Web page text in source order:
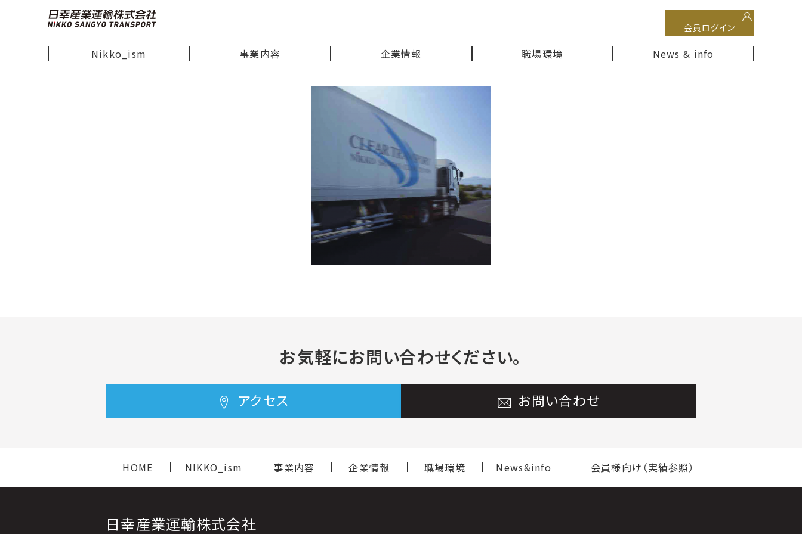
会員ログイン
Nikko_ism 事業内容 企業情報 職場環境 News & info
お気軽にお問い合わせください。
アクセス お問い合わせ
HOME NIKKO_ism 事業内容 企業情報 職場環境 News&info 会員様向け（実績参照）
日幸産業運輸株式会社